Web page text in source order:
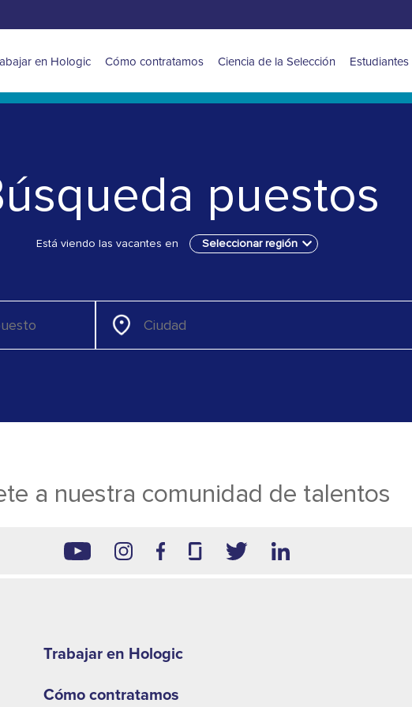
en Hologic Cómo contratamos Ciencia de la Selección Estudiantes
puestos
Está viendo las vacantes en Seleccionar región
a nuestra comunidad de talentos
second
menu
Trabajar en Hologic
Cómo contratamos